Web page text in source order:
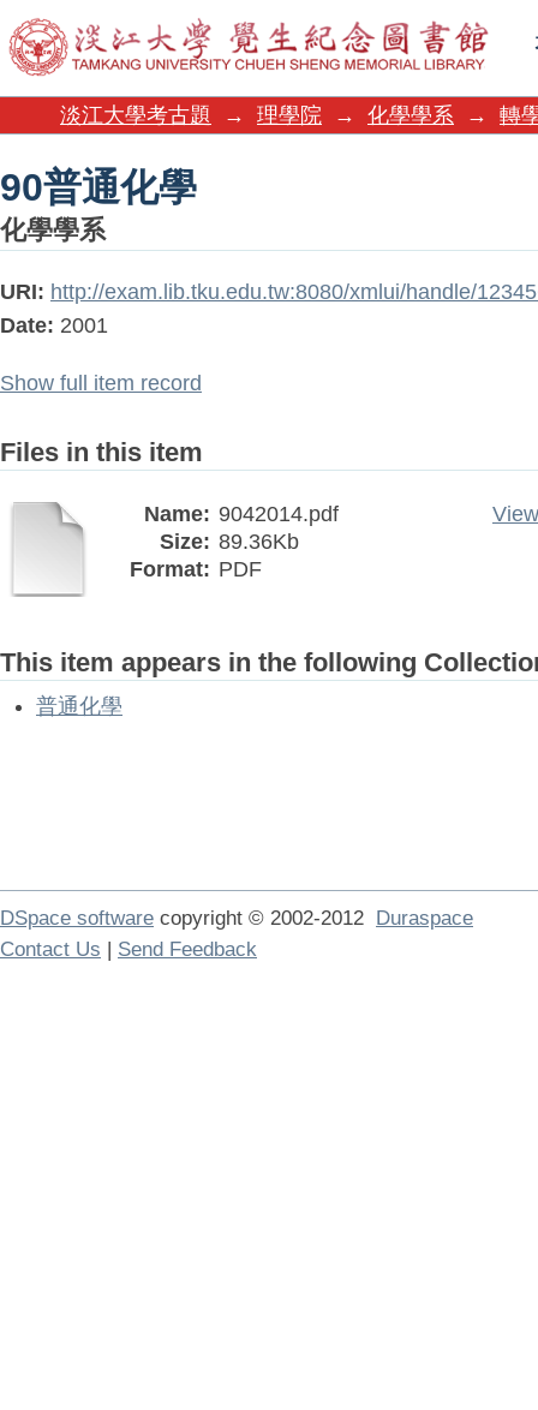
90普通化學
淡江大學考古題 → 理學院 → 化學學系 → 轉
90普通化學
化學學系
URI: http://exam.lib.tku.edu.tw:8080/xmlui/handle/
Date: 2001
Show full item record
Files in this item
Name: 9042014.pdf
Size: 89.36Kb
Format: PDF
This item appears in the following
普通化學
DSpace software copyright © 2002-2012 Duraspace
Contact Us | Send Feedback